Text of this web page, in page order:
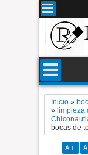
Inicio »
» limpieza
bocas de
A + A